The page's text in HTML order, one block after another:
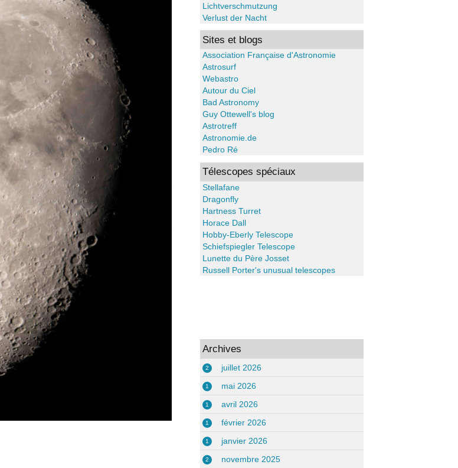
Lichtverschmutzung
Verlust der Nacht
Sites et blogs
Association Française d'Astronomie
Astrosurf
Webastro
Autour du Ciel
Bad Astronomy
Guy Ottewell's blog
Astrotreff
Astronomie.de
Pedro Ré
Télescopes spéciaux
Stellafane
Dragonfly
Hartness Turret
Horace Dall
Hobby-Eberly Telescope
Schiefspiegler Telescope
Lunette du Père Josset
Russell Porter's unusual telescopes
Archives
2 juillet 2026
1 mai 2026
1 avril 2026
1 février 2026
1 janvier 2026
2 novembre 2025